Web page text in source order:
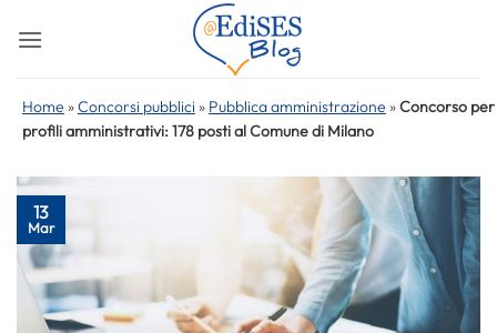
Home »Concorsi pubblici » Pubblica amministrazione »Concorso per
profili amministrativi: 178 posti al Comune di Milano
13
Mar